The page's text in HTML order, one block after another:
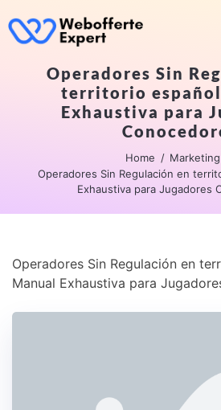
Operadores Sin
territorio
Exhaustiva para
Home
Marketing
Operadores Sin Regulación en
Exhaustiva para Jugadores
Operadores Sin Regulación en
Manual Exhaustiva para